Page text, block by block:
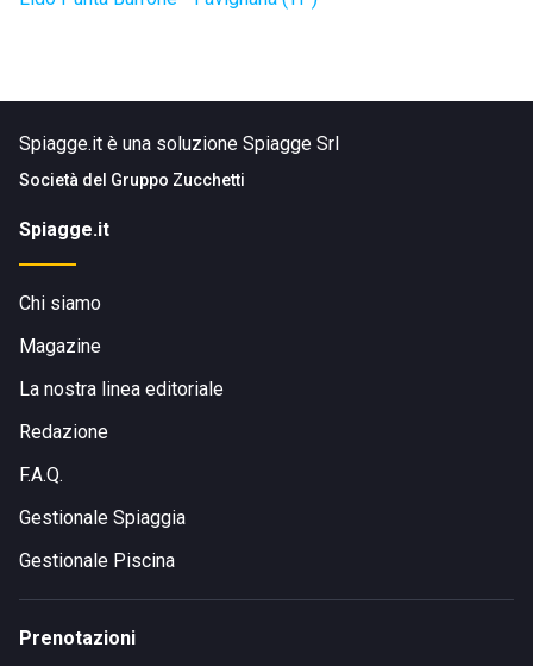
Spiagge.it è una soluzione Spiagge Srl
Società del Gruppo Zucchetti
Spiagge.it
Chi siamo
Magazine
La nostra linea editoriale
Redazione
F.A.Q.
Gestionale Spiaggia
Gestionale Piscina
Prenotazioni